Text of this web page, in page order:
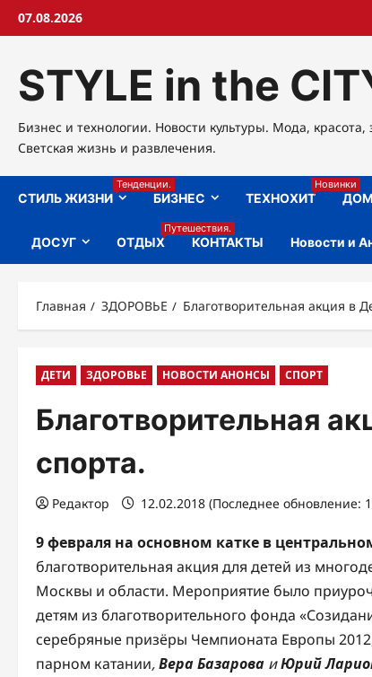
Перейти
07.08.2026
STYLE in the
Бизнес и технологии. Новости культуры. Мода, красота,
Светская жизнь и развлечения.
СТИЛЬ ЖИЗНИ
Тенденции.
БИЗНЕС ТЕХНОХИТ
Новинки
ДОМ
ДОСУГ ОТДЫХ
Путешествия.
КОНТАКТЫ Новости и
Главная ЗДОРОВЬЕ Благотворительная акция в
ДЕТИ ЗДОРОВЬЕ НОВОСТИ АНОНСЫ СПОРТ
Благотворительная
спорта.
Редактор 12.02.2018 (Последнее обновление:
9 февраля на основном катке в
благотворительная акция для детей из
Москвы и области. Мероприятие было
детям из благотворительного фонда
серебряные призёры Чемпионата Европы
парном катании,Вера Базарова иЮрий